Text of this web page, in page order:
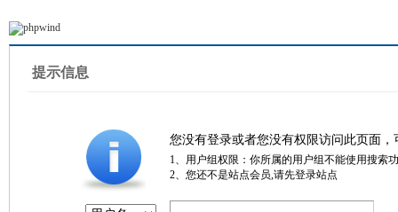
提示信息
您没有登录或者您没有权限访问此页面
1、用户组权限：你所属的用户组不能使用搜索
2、您还不是站点会员,请先登录站点